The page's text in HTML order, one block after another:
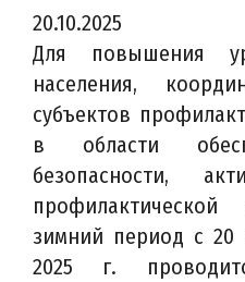
20.10.2025
Для повышения
населения,
субъектов
в области
безопасности,
зимний период с 20
2025 г.